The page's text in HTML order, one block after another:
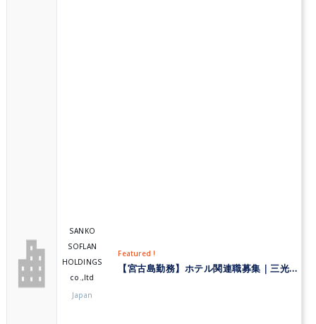
SANKO
SOFLAN
HOLDINGS
co.,ltd
Japan
Featured !
【宮古島勤務】ホテル関連職募集｜三光ソフラングループ